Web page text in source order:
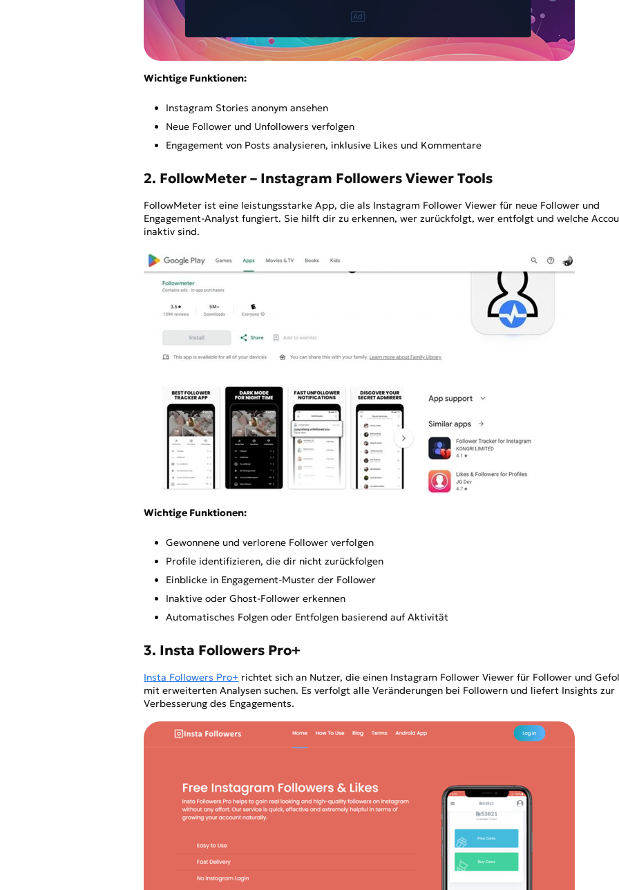
Wichtige Funktionen:
Instagram Stories anonym ansehen
Neue Follower und Unfollowers verfolgen
Engagement von Posts analysieren, inklusive Likes und Kommentare
2. FollowMeter – Instagram Followers Viewer Tools
FollowMeter ist eine leistungsstarke App, die als Instagram Follower Viewer für neue Follower und
Engagement-Analyst fungiert. Sie hilft dir zu erkennen, wer zurückfolgt, wer entfolgt und welche
inaktiv sind.
Wichtige Funktionen:
Gewonnene und verlorene Follower verfolgen
Profile identifizieren, die dir nicht zurückfolgen
Einblicke in Engagement-Muster der Follower
Inaktive oder Ghost-Follower erkennen
Automatisches Folgen oder Entfolgen basierend auf Aktivität
3. Insta Followers Pro+
Insta Followers Pro+ richtet sich an Nutzer, die einen Instagram Follower Viewer für Follower und
mit erweiterten Analysen suchen. Es verfolgt alle Veränderungen bei Followern und liefert Insights zur
Verbesserung des Engagements.